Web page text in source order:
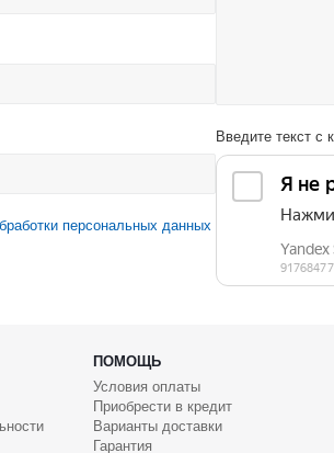
Введите текст с
персональных данных
ПОМОЩЬ
Условия оплаты
Приобрести в кредит
Варианты доставки
Гарантия